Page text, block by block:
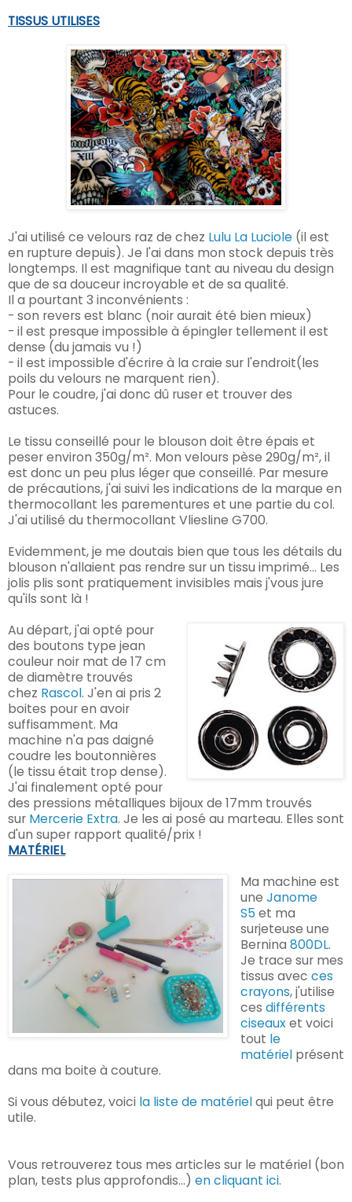
TISSUS UTILISES
J'ai utilisé ce velours raz de chez Lulu La Luciole (il est
en rupture depuis). Je l'ai dans mon stock depuis très
longtemps. Il est magnifique tant au niveau du design
que de sa douceur incroyable et de sa qualité.
Il a pourtant 3 inconvénients :
- son revers est blanc (noir aurait été bien mieux)
- il est presque impossible à épingler tellement il est
dense (du jamais vu !)
- il est impossible d'écrire à la craie sur l'endroit(les
poils du velours ne marquent rien).
Pour le coudre, j'ai donc dû ruser et trouver des
astuces.
Le tissu conseillé pour le blouson doit être épais et
peser environ 350g/m². Mon velours pèse 290g/m², il
est donc un peu plus léger que conseillé. Par mesure
de précautions, j'ai suivi les indications de la marque en
thermocollant les parementures et une partie du col.
J'ai utilisé du thermocollant Vliesline G700.
Evidemment, je me doutais bien que tous les détails du
blouson n'allaient pas rendre sur un tissu imprimé... Les
jolis plis sont pratiquement invisibles mais j'vous jure
qu'ils sont là !
Au départ, j'ai opté pour
des boutons type jean
couleur noir mat de 17 cm
de diamètre trouvés
chez Rascol. J'en ai pris 2
boites pour en avoir
suffisamment. Ma
machine n'a pas daigné
coudre les boutonnières
(le tissu était trop dense).
J'ai finalement opté pour
des pressions métalliques bijoux de 17mm trouvés
sur Mercerie Extra. Je les ai posé au marteau. Elles sont
d'un super rapport qualité/prix !
MATÉRIEL
Ma machine est
une Janome
S5et ma
surjeteuse une
Bernina 800DL.
Je trace sur mes
tissus avec ces
crayons, j'utilise
ces différents
ciseauxet voici
tout le
matérielprésent
dans ma boite à couture.
Si vous débutez, voici la liste de matérielqui peut être
utile.
Vous retrouverez tous mes articles sur le matériel (bon
plan, tests plus approfondis...) en cliquant ici.